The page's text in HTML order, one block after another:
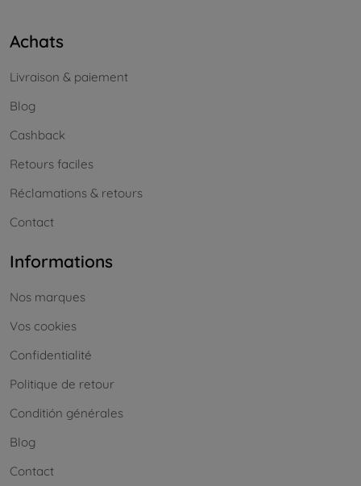
Achats
Livraison & paiement
Blog
Cashback
Retours faciles
Réclamations & retours
Contact
Informations
Nos marques
Vos cookies
Confidentialité
Politique de retour
Conditión générales
Blog
Contact